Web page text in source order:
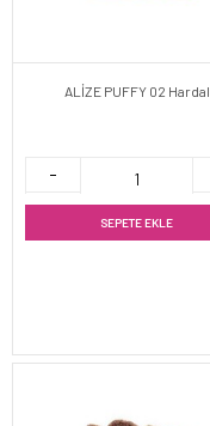
ALİZE PUFFY 02 Hardal
SEPETE EKLE